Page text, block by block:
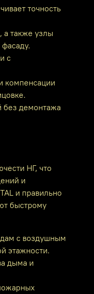
точность
а также узлы
с
компенсации
без демонтажа
НГ, что
и
и правильно
быстрому
с воздушным
этажности.
дыма и